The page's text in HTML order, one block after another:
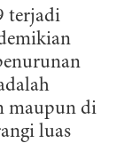
terjadi
maupun di
luas